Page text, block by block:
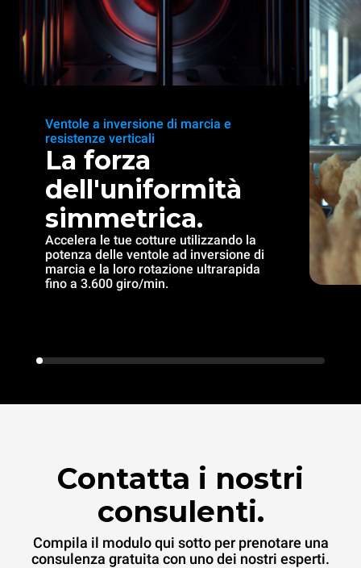
Ventole a inversione di marcia e
resistenze verticali
La forza
dell'uniformità
simmetrica.
Accelera le tue cotture utilizzando la
potenza delle ventole ad inversione di
marcia e la loro rotazione ultrarapida
fino a 3.600 giro/min.
Contatta i nostri
consulenti.
Compila il modulo qui sotto per prenotare una
consulenza gratuita con uno dei nostri esperti.